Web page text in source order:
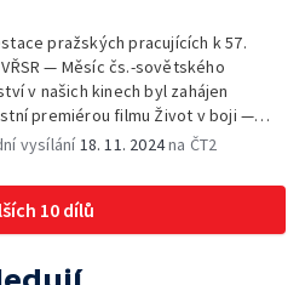
pražských pracujících k 57.
— Měsíc čs.-sovětského
v našich kinech byl zahájen
premiérou filmu Život v boji —
nových vojáků na Staroměstském
generálmajor letectva navštívil
středisko čs.-sovětského
— II. výstava obráběcích strojů v
vysílání18. 11. 2024na ČT2
10 dílů